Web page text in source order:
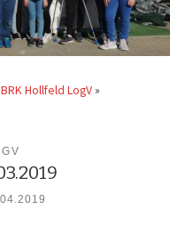
Hollfeld LogV»